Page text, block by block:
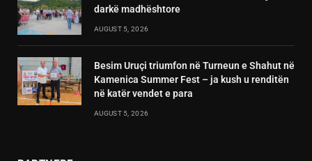
darkë madhështore
AUGUST 5, 2026
Besim Uruçi triumfon në Turneun e Shahut në
Kamenica Summer Fest – ja kush u renditën
në katër vendet e para
AUGUST 5, 2026